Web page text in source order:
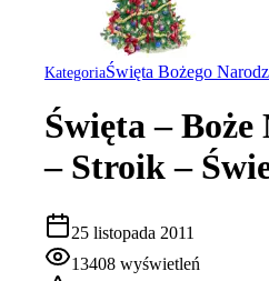
KategoriaŚwięta Bożego
Święta – Boże
– Stroik –
25 listopada 2011
13408 wyświetleń